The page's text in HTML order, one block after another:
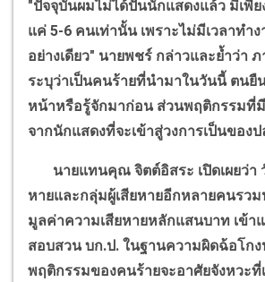
"ปัจจุบันผมไม่ได้ปั้นนักแสดงแล้ว มีเพีย
แค่ 5-6 คนเท่านั้น เพราะไม่มีเวลาทำ
อย่างเดียว" นายพชร์ กล่าวและย้ำว่า
ระบุว่าเป็นคนร้ายที่นำมาในวันนี้ ตนยื
หน้าหรือรู้จักมาก่อน ส่วนพฤติกรรมที่มี
จากนักแสดงที่จะเข้าสู่วงการเป็นของ
นายแทนคุณ จิตต์อิสระ เปิดเผยว่า
หายและกลุ่มผู้เสียหายอีกหลายคนรว
มูลค่าความเสียหายหลักแสนบาท เข้า
สอบสวน บก.ป. ในฐานความผิดฉ้อโก
พฤติกรรมของคนร้ายจะอาศัยจังหวะที่